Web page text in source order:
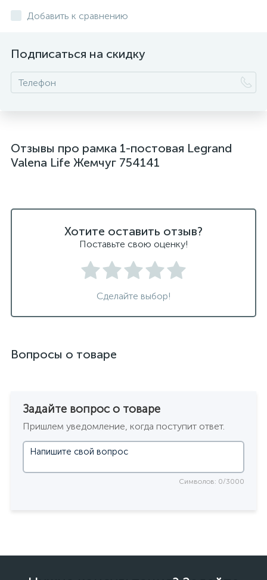
Добавить к сравнению
Подписаться на скидку
Отзывы про рамка 1-постовая Legrand
Valena Life Жемчуг 754141
Хотите оставить отзыв?
Поставьте свою оценку!
Сделайте выбор!
Вопросы о товаре
Задайте вопрос о товаре
Пришлем уведомление, когда поступит ответ.
Символов: 0/3000